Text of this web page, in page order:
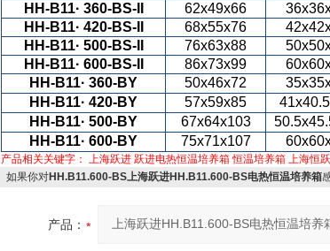
HH-B11· 360-BS-II 62x49x66
HH-B11· 420-BS-II 68x55x76
HH-B11· 500-BS-II 76x63x88
HH-B11· 600-BS-II 86x73x99
HH-B11· 360-BY 50x46x72
HH-B11· 420-BY 57x59x85
HH-B11· 500-BY 67x64x103
HH-B11· 600-BY 75x71x107
产品相关关键字： 上海跃进 跃进电热恒温培养箱 恒温培养箱 上海恒跃
如果你对HH.B11.600-BS上海跃进HH.B11.600-BS电热恒温培养箱
产品：